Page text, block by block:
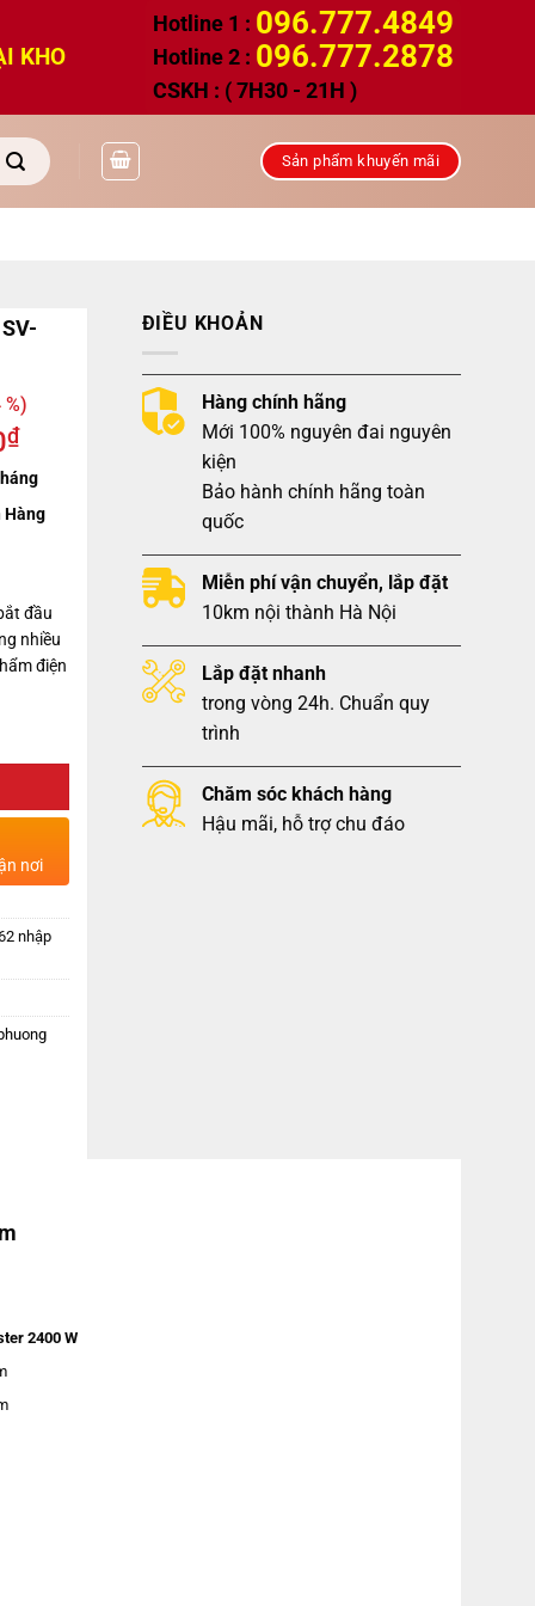
KHO
Hotline 1 : 096.777.4849
Hotline 2 : 096.777.2878
CSKH : ( 7H30 - 21H )
Sản phẩm khuyến mãi
₫
Hàng
đầu
nhiều
điện
nơi
nhập
ĐIỀU KHOẢN
Hàng chính hãng
Mới 100% nguyên đai nguyên
kiện
Bảo hành chính hãng toàn
quốc
Miễn phí vận chuyển, lắp đặt
10km nội thành Hà Nội
Lắp đặt nhanh
trong vòng 24h. Chuẩn quy
trình
Chăm sóc khách hàng
Hậu mãi, hỗ trợ chu đáo
2400 W